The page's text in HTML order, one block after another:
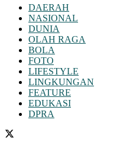
DAERAH
NASIONAL
DUNIA
OLAH RAGA
BOLA
FOTO
LIFESTYLE
LINGKUNGAN
FEATURE
EDUKASI
DPRA